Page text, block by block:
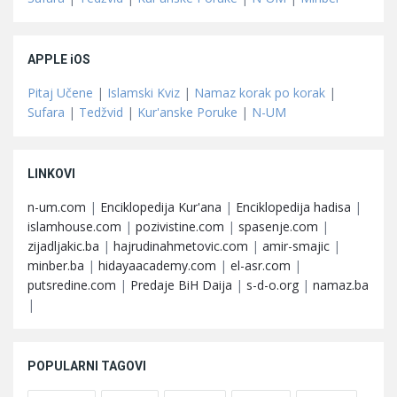
APPLE iOS
Pitaj Učene | Islamski Kviz | Namaz korak po korak |
Sufara | Tedžvid | Kur'anske Poruke | N-UM
LINKOVI
n-um.com | Enciklopedija Kur'ana | Enciklopedija hadisa |
islamhouse.com | pozivistine.com | spasenje.com |
zijadljakic.ba | hajrudinahmetovic.com | amir-smajic |
minber.ba | hidayaacademy.com | el-asr.com |
putsredine.com | Predaje BiH Daija | s-d-o.org | namaz.ba
|
POPULARNI TAGOVI